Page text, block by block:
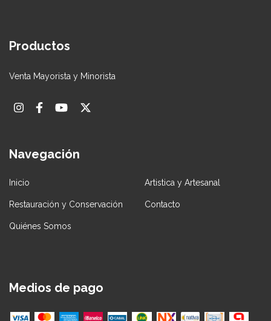
Productos
Venta Mayorista y Minorista
Navegación
Inicio Artistica y Artesanal
Restauración y Conservación Contacto
Quiénes Somos
Medios de pago